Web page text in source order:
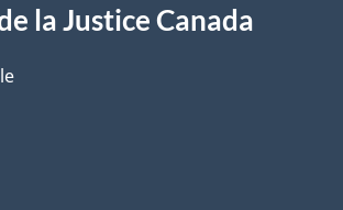
la Justice Canada